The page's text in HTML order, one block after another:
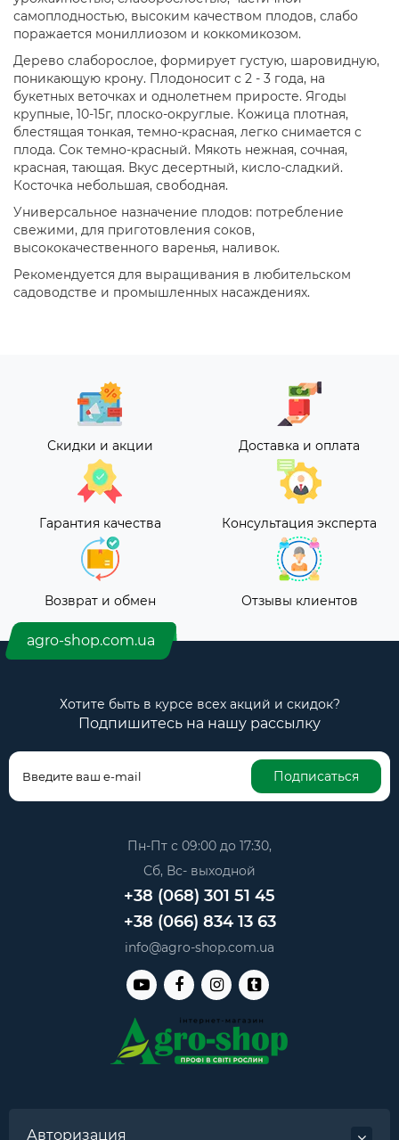
самоплодностью, высоким качеством плодов, слабо
поражается мониллиозом и коккомикозом.
Дерево слаборослое, формирует густую, шаровидную,
поникающую крону. Плодоносит с 2 - 3 года, на
букетных веточках и однолетнем приросте. Ягоды
крупные, 10-15г, плоско-округлые. Кожица плотная,
блестящая тонкая, темно-красная, легко снимается с
плода. Сок темно-красный. Мякоть нежная, сочная,
красная, тающая. Вкус десертный, кисло-сладкий.
Косточка небольшая, свободная.
Универсальное назначение плодов: потребление
свежими, для приготовления соков,
высококачественного варенья, наливок.
Рекомендуется для выращивания в любительском
садоводстве и промышленных насаждениях.
Скидки и акции Доставка и оплата
Гарантия качества Консультация эксперта
Возврат и обмен Отзывы клиентов
agro-shop.com.ua
Хотите быть в курсе всех акций и скидок?
Подпишитесь на нашу рассылку
Подписаться
Пн-Пт с 09:00 до 17:30,
Сб, Вс- выходной
+38 (068) 301 51 45
+38 (066) 834 13 63
info@agro-shop.com.ua
Авторизация